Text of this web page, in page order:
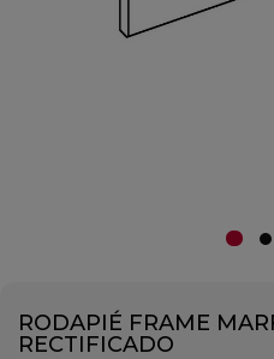
RODAPIÉ FRAME
RECTIFICADO